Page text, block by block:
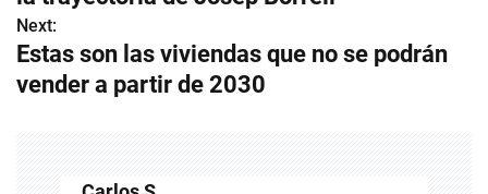
v
e
Next:
Estas son las viviendas que no se podrán
vender a partir de 2030